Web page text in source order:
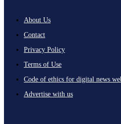
About Us
Contact
Privacy Policy
Terms of Use
Code of ethics for digital news
Advertise with us